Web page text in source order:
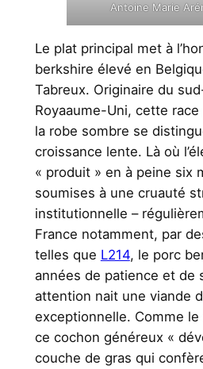
Antoine Marie
Le plat principal met à
berkshire élevé en
Tabreux. Originaire du
Royaaume-Uni, cette
la robe sombre se
croissance lente. Là où
« produit » en à peine six
soumises à une cruauté
institutionnelle –
France notamment, par
telles que L214, le porc
années de patience et de
attention nait une viande
exceptionnelle. Comme
ce cochon généreux «
couche de gras qui